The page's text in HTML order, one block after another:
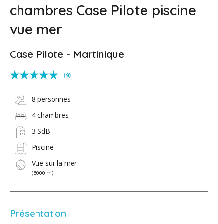
chambres Case Pilote piscine
vue mer
Case Pilote - Martinique
(9)
8 personnes
4 chambres
3 SdB
Piscine
Vue sur la mer
(3000 m)
Présentation